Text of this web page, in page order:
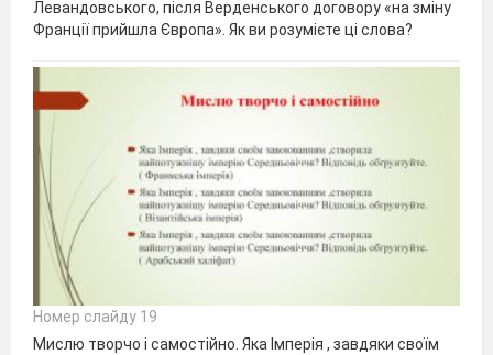
Левандовського, після Верденського договору «на зміну
Франції прийшла Європа». Як ви розумієте ці слова?
Номер слайду 19
Мислю творчо і самостійно. Яка Імперія , завдяки своїм